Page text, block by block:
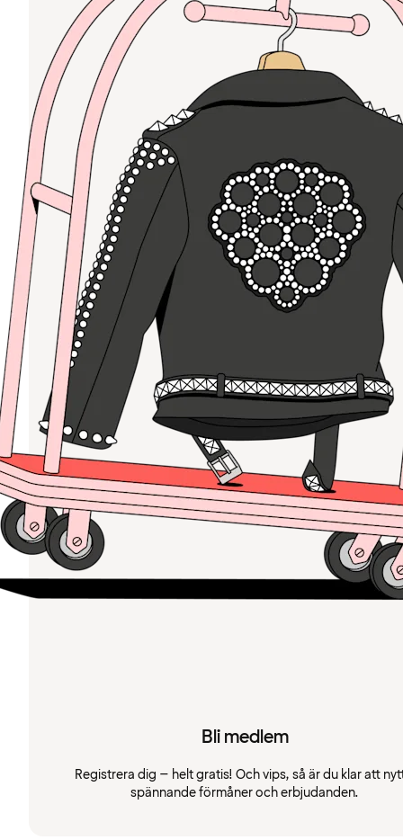
Bli medlem
Registrera dig – helt gratis! Och vips, så är du klar att
spännande förmåner och erbjudanden.